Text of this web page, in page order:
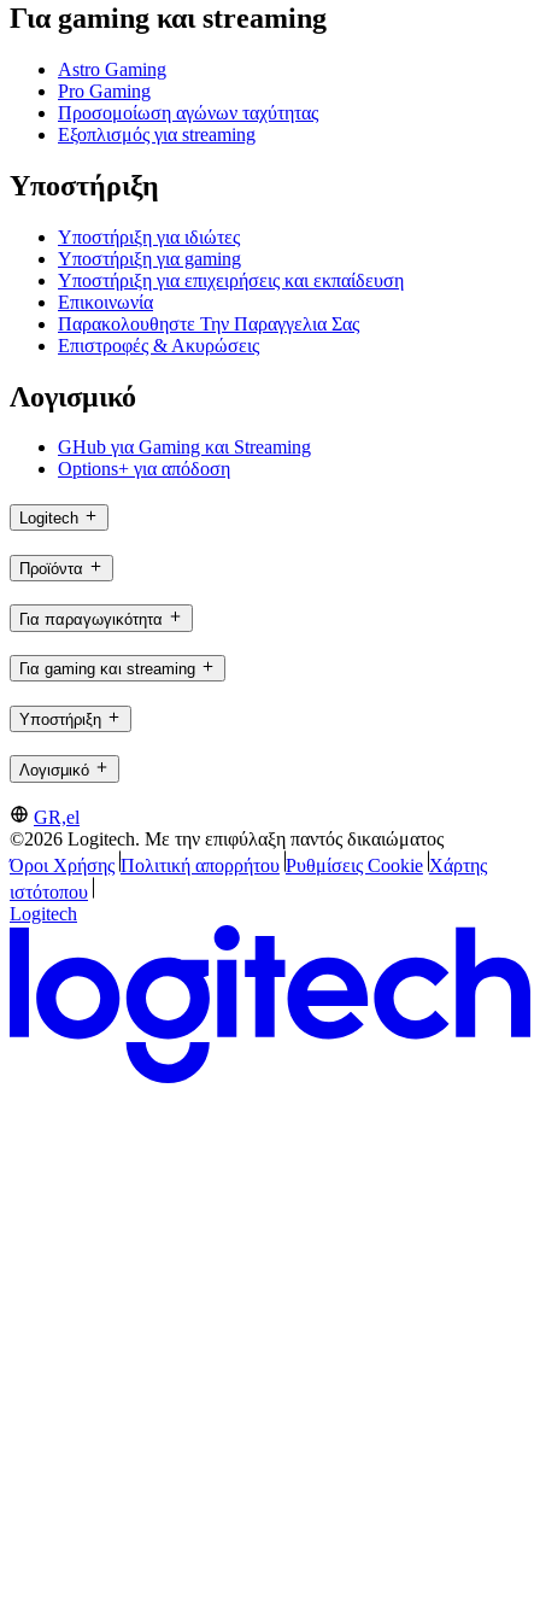
Για gaming και streaming
Astro Gaming
Pro Gaming
Προσομοίωση αγώνων ταχύτητας
Εξοπλισμός για streaming
Υποστήριξη
Υποστήριξη για ιδιώτες
Υποστήριξη για gaming
Υποστήριξη για επιχειρήσεις και εκπαίδευση
Επικοινωνία
Παρακολουθηστε Την Παραγγελια Σας
Επιστροφές & Ακυρώσεις
Λογισμικό
GHub για Gaming και Streaming
Options+ για απόδοση
Logitech
Προϊόντα
Για παραγωγικότητα
Για gaming και streaming
Υποστήριξη
Λογισμικό
GR,el
©2026 Logitech. Με την επιφύλαξη παντός δικαιώματος
Όροι Χρήσης Πολιτική απορρήτου Ρυθμίσεις Cookie Χάρτης
ιστότοπου
Logitech